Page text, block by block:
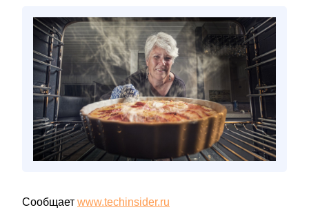
Сообщает www.techinsider.ru